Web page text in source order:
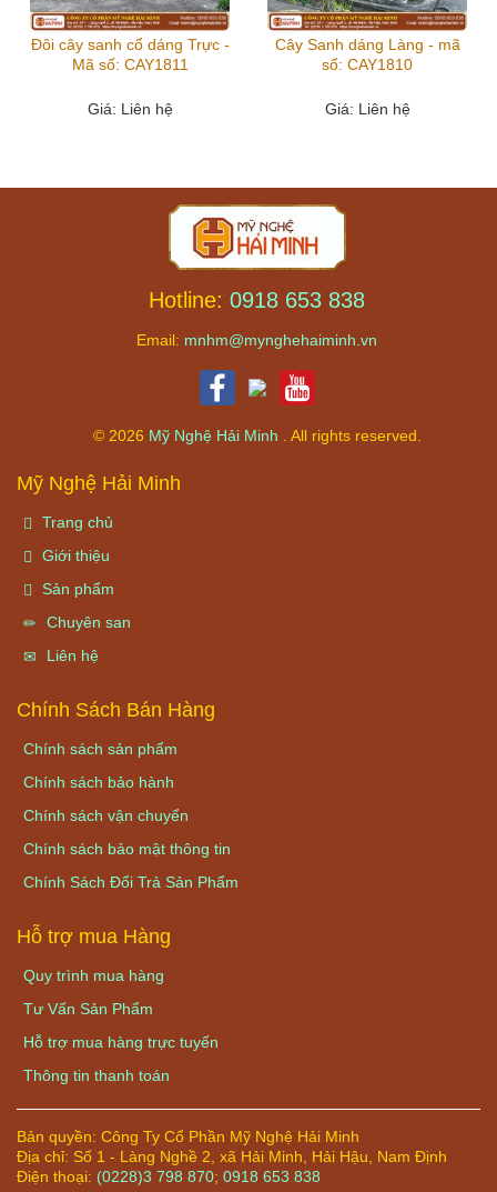
Đôi cây sanh cổ dáng Trực -
Mã số: CAY1811
Giá: Liên hệ
Cây Sanh dáng Làng - mã
số: CAY1810
Giá: Liên hệ
Hotline: 0918 653 838
Email: mnhm@mynghehaiminh.vn
© 2026 Mỹ Nghệ Hải Minh . All rights reserved.
Mỹ Nghệ Hải Minh
Trang chủ
Giới thiệu
Sản phẩm
Chuyên san
Liên hệ
Chính Sách Bán Hàng
Chính sách sản phẩm
Chính sách bảo hành
Chính sách vận chuyển
Chính sách bảo mật thông tin
Chính Sách Đổi Trả Sản Phẩm
Hỗ trợ mua Hàng
Quy trình mua hàng
Tư Vấn Sản Phẩm
Hỗ trợ mua hàng trực tuyến
Thông tin thanh toán
Bản quyền: Công Ty Cổ Phần Mỹ Nghệ Hải Minh
Địa chỉ: Số 1 - Làng Nghề 2, xã Hải Minh, Hải Hậu, Nam Định
Điện thoại: (0228)3 798 870; 0918 653 838